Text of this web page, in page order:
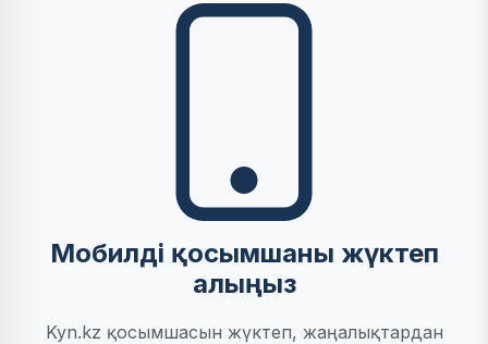
Мобилді қосымшаны жүктеп
алыңыз
Kyn.kz қосымшасын жүктеп, жаңалықтардан